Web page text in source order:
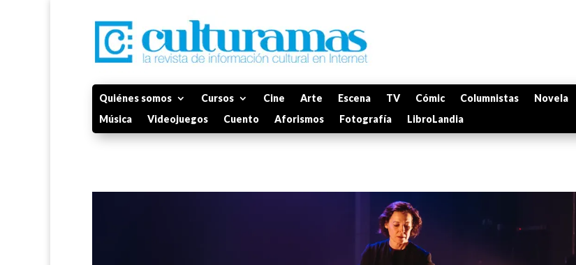
Quiénes somos Cursos Cine Arte Escena TV Cómic Columnistas Novela
Música
Videojuegos Cuento Aforismos Fotografía LibroLandia